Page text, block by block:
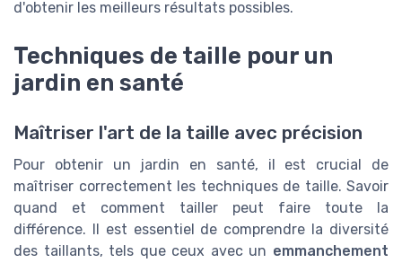
d'obtenir les meilleurs résultats possibles.
Techniques de taille pour un
jardin en santé
Maîtriser l'art de la taille avec précision
Pour obtenir un jardin en santé, il est crucial de
maîtriser correctement les techniques de taille. Savoir
quand et comment tailler peut faire toute la
différence. Il est essentiel de comprendre la diversité
des taillants, tels que ceux avec un emmanchement